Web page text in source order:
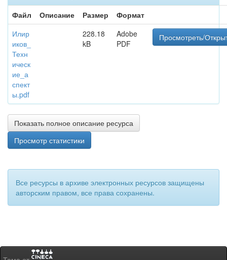
Файл
Описание Размер
Формат
Илир
иков_
Техн
ическ
ие_а
спект
ы.pdf
228.18
kB
Adobe
PDF
Просмотреть/
Показать полное описание ресурса
Просмотр статистики
Все ресурсы в архиве электронных ресурсов защищены
авторским правом, все права сохранены.